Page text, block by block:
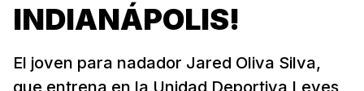
INDIANÁPOLIS!
El joven para nadador Jared Oliva Silva,
que entrena en la Unidad Deportiva Leyes